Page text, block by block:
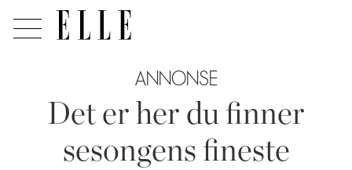
ANNONSE
Det er her du finner
sesongens fineste